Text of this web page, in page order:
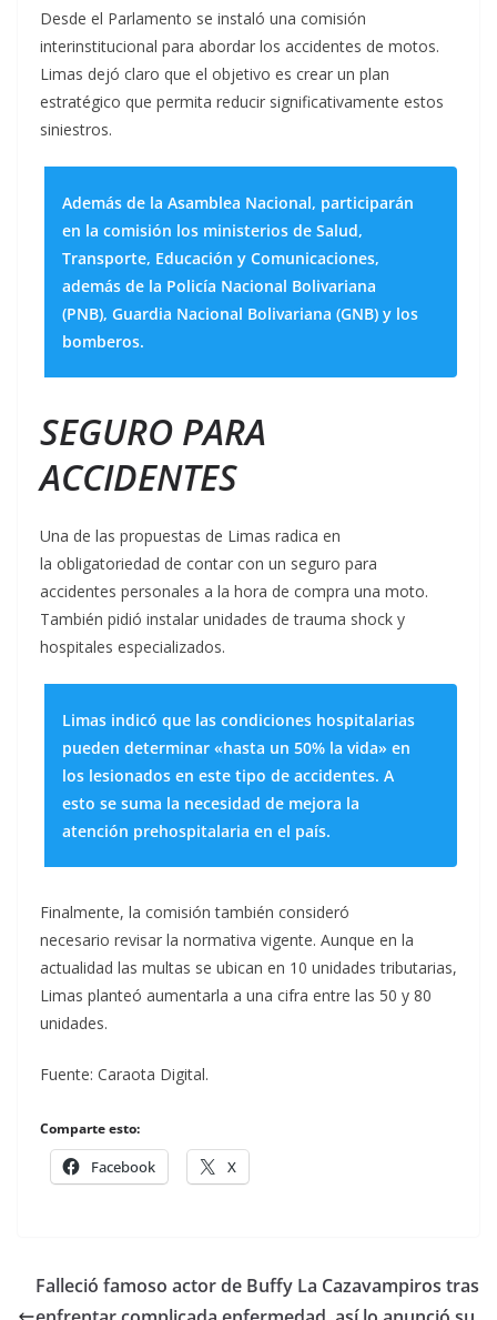
Desde el Parlamento se instaló una comisión
interinstitucional para abordar los accidentes de motos.
Limas dejó claro que el objetivo es crear un plan
estratégico que permita reducir significativamente estos
siniestros.
Además de la Asamblea Nacional, participarán
en la comisión los ministerios de Salud,
Transporte, Educación y Comunicaciones,
además de la Policía Nacional Bolivariana
(PNB), Guardia Nacional Bolivariana (GNB) y los
bomberos.
SEGURO PARA
ACCIDENTES
Una de las propuestas de Limas radica en
la obligatoriedad de contar con un seguro para
accidentes personales a la hora de compra una moto.
También pidió instalar unidades de trauma shock y
hospitales especializados.
Limas indicó que las condiciones hospitalarias
pueden determinar «hasta un 50% la vida» en
los lesionados en este tipo de accidentes. A
esto se suma la necesidad de mejora la
atención prehospitalaria en el país.
Finalmente, la comisión también consideró
necesario revisar la normativa vigente. Aunque en la
actualidad las multas se ubican en 10 unidades tributarias,
Limas planteó aumentarla a una cifra entre las 50 y 80
unidades.
Fuente: Caraota Digital.
Comparte esto:
Facebook X
Falleció famoso actor de Buffy La Cazavampiros tras